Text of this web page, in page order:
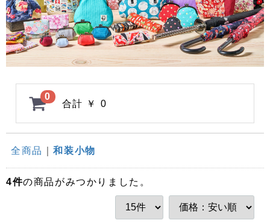
0
合計 ￥ 0
全商品 和装小物
4件の商品がみつかりました。